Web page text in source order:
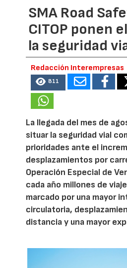
SMA Road
CITOP ponen
la seguridad
Redacción Interempresas
811
La llegada del mes de
situar la seguridad vial
prioridades ante el
desplazamientos por
Operación Especial de
cada año millones de
marcado por una mayor
circulatoria,
distancia y una mayor